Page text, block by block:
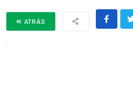
ATRÁS